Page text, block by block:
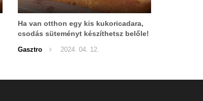
Ha van otthon egy kis kukoricadara,
csodás süteményt készíthetsz belőle!
Gasztro 2024. 04. 12.